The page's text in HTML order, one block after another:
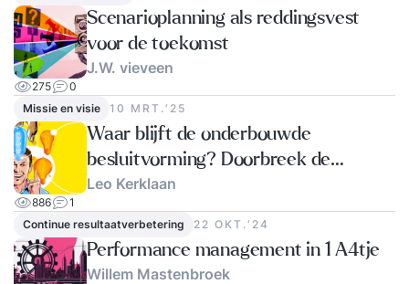
Scenarioplanning als reddingsvest
voor de toekomst
J.W. vieveen
275
0
Missie en visie
10 MRT.‘25
Waar blijft de onderbouwde
besluitvorming? Doorbreek de
tunnelvisie!
Leo Kerklaan
886
1
Continue resultaatverbetering
22 OKT.‘24
Performance management in 1 A4tje
Willem Mastenbroek